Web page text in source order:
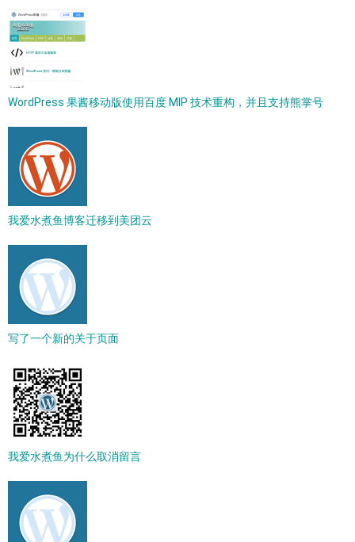
WordPress 果酱移动版使用百度 MIP 技术重构，并且支持熊掌号
我爱水煮鱼博客迁移到美团云
写了一个新的关于页面
我爱水煮鱼为什么取消留言